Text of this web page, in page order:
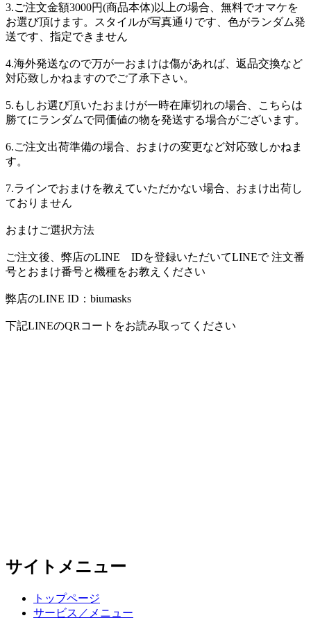
3.ご注文金額3000円(商品本体)以上の場合、無料でオマケを
お選び頂けます。スタイルが写真通りです、色がランダム発
送です、指定できません
4.海外発送なので万が一おまけは傷があれば、返品交換など
対応致しかねますのでご了承下さい。
5.もしお選び頂いたおまけが一時在庫切れの場合、こちらは
勝てにランダムで同価値の物を発送する場合がございます。
6.ご注文出荷準備の場合、おまけの変更など対応致しかねま
す。
7.ラインでおまけを教えていただかない場合、おまけ出荷し
ておりません
おまけご選択方法
ご注文後、弊店のLINE IDを登録いただいてLINEで 注文番
号とおまけ番号と機種をお教えください
弊店のLINE ID：biumasks
下記LINEのQRコートをお読み取ってください
サイトメニュー
トップページ
サービス／メニュー